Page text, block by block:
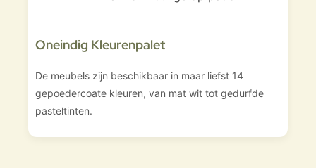
Oneindig Kleurenpalet
De meubels zijn beschikbaar in maar liefst 14
gepoedercoate kleuren, van mat wit tot gedurfde
pasteltinten.